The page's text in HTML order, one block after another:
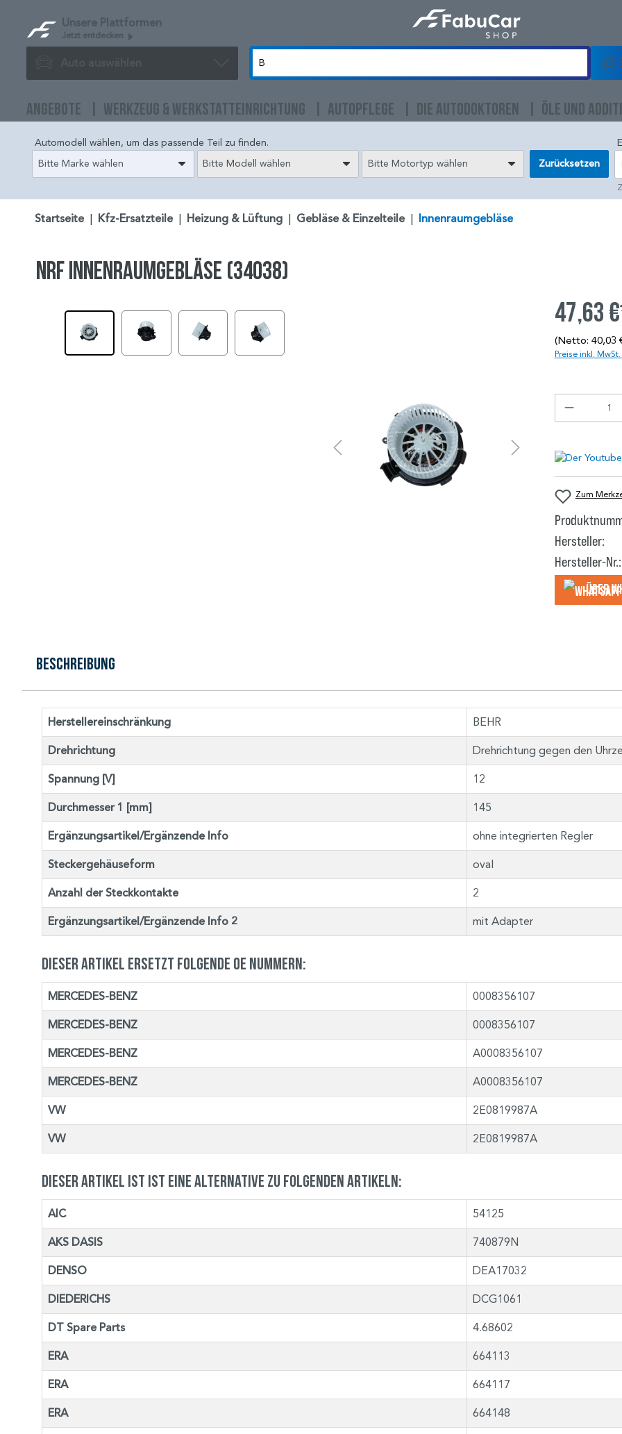
Unsere Plattformen
Jetzt entdecken
Auto auswählen
ANGEBOTE WERKZEUG & WERKSTATTEINRICHTUNG AUTOPFLEGE DIE AUTODOKTOREN ÖLE UND
Automodell wählen, um das passende Teil zu finden.
Bitte Marke wählen
Bitte Modell wählen Bitte Motortyp wählen Zurücksetzen
Startseite Kfz-Ersatzteile Heizung & Lüftung Gebläse & Einzelteile Innenraumgebläse
NRF Innenraumgebläse (34038)
47,63
(Netto: 40,03
Preise inkl.
Zum
Hersteller:
Hersteller-Nr.:
Über
Beschreibung
Herstellereinschränkung BEHR
Drehrichtung Drehrichtung gegen den
Spannung [V] 12
Durchmesser 1 [mm] 145
Ergänzungsartikel/Ergänzende Info ohne integrierten Regler
Steckergehäuseform oval
Anzahl der Steckkontakte 2
Ergänzungsartikel/Ergänzende Info 2 mit Adapter
Dieser Artikel ersetzt folgende OE Nummern:
MERCEDES-BENZ 0008356107
MERCEDES-BENZ 0008356107
MERCEDES-BENZ A0008356107
MERCEDES-BENZ A0008356107
VW 2E0819987A
VW 2E0819987A
Dieser Artikel ist ist eine Alternative zu folgenden Artikeln:
AIC 54125
AKS DASIS 740879N
DENSO DEA17032
DIEDERICHS DCG1061
DT Spare Parts 4.68602
ERA 664113
ERA 664117
ERA 664148